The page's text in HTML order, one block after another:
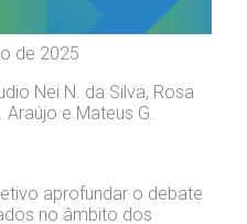
de 2025
Nei N. da Silva, Rosa
Araújo e Mateus G.
aprofundar o debate
no âmbito dos